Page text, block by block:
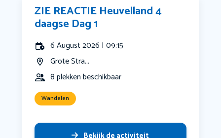
ZIE REACTIE Heuvelland 4
daagse Dag 1
6 August 2026 | 09:15
Grote Stra...
8 plekken beschikbaar
Wandelen